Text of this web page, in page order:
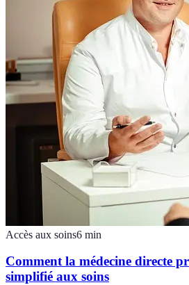
Accès aux soins6 min
Comment la médecine directe
simplifié aux soins